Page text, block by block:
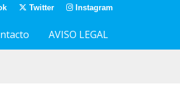
Twitter Instagram
AVISO LEGAL